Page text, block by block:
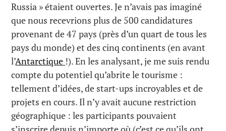
Russia » étaient ouvertes. Je n’avais pas imaginé
que nous recevrions plus de 500 candidatures
provenant de 47 pays (près d’un quart de tous les
pays du monde) et des cinq continents (en avant
l’Antarctique !). En les analysant, je me suis rendu
compte du potentiel qu’abrite le tourisme :
tellement d’idées, de start-ups incroyables et de
projets en cours. Il n’y avait aucune restriction
géographique : les participants pouvaient